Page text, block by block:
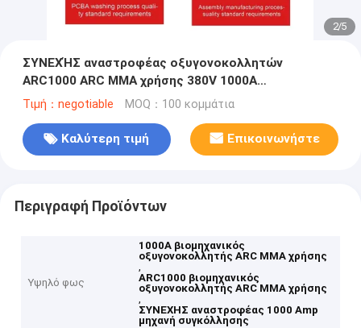
2/5
ΣΥΝΕΧΉΣ αναστροφέας οξυγονοκολλητών
ARC1000 ARC MMA χρήσης 380V 1000A
βιομηχανικός
Τιμή：negotiable MOQ：100 κομμάτια
Καλύτερη τιμή Επικοινωνήστε
Περιγραφή Προϊόντων
Υψηλό φως
1000A βιομηχανικός
οξυγονοκολλητής ARC MMA χρήσης
,
ARC1000 βιομηχανικός
οξυγονοκολλητής ARC MMA χρήσης
,
ΣΥΝΕΧΗΣ αναστροφέας 1000 Amp
μηχανή συγκόλλησης